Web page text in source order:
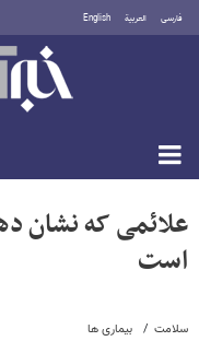
فارسی العربية English
دوشنبه ۱۹ مرداد ۱۴۰۵
سلامت بیماری ها
علائمی که نشان
است